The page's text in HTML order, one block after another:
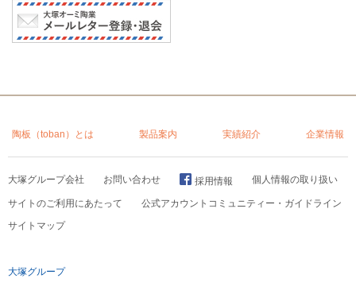
陶板（toban）とは 製品案内 実績紹介 企業情報
大塚グループ会社 お問い合わせ 採用情報 個人情報の取り扱い
サイトのご利用にあたって
公式アカウントコミュニティー・ガイドライン
サイトマップ
大塚グループ